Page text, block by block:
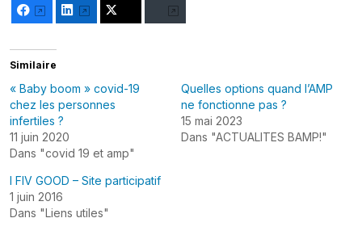
FacebookLinkedIn Bluesky
Similaire
« Baby boom » covid-19
chez les personnes
infertiles ?
11 juin 2020
Dans "covid 19 et amp"
Quelles options quand l’AMP
ne fonctionne pas ?
15 mai 2023
Dans "ACTUALITES BAMP!"
I FIV GOOD – Site participatif
1 juin 2016
Dans "Liens utiles"